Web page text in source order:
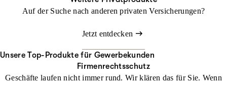
Auf der Suche nach anderen privaten Versicherungen?
Jetzt entdecken
Unsere Top-Produkte für Gewerbekunden
Firmenrechtsschutz
Geschäfte laufen nicht immer rund. Wir klären das für Sie. Wenn